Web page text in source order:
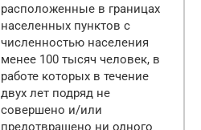
расположенные в границах
населенных пунктов с
численностью населения
менее 100 тысяч человек, в
работе которых в течение
двух лет подряд не
совершено и/или
предотвращено ни одного